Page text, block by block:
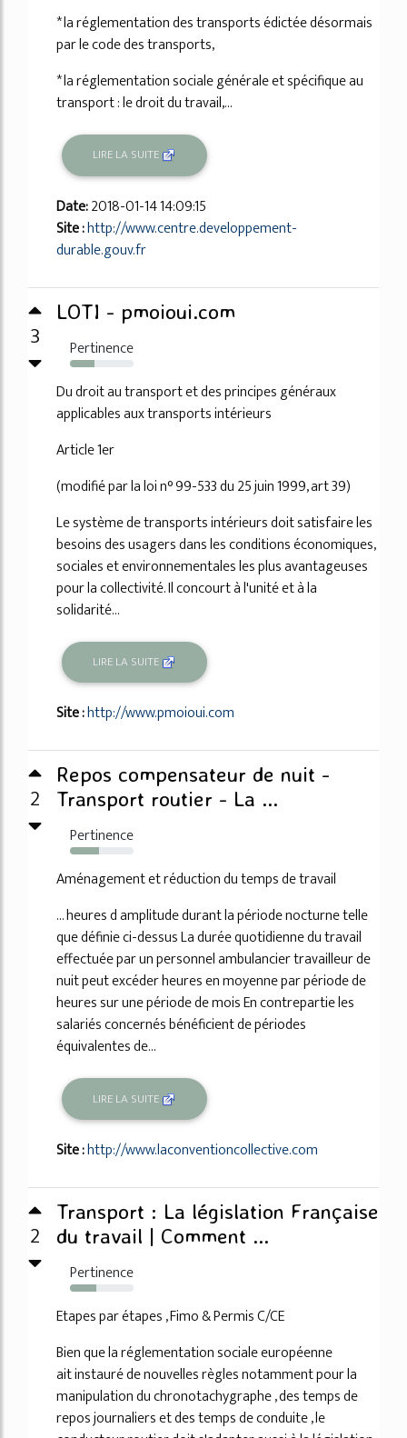
* la réglementation des transports édictée désormais
par le code des transports,
* la réglementation sociale générale et spécifique au
transport : le droit du travail,...
LIRE LA SUITE
Date:2018-01-14 14:09:15
Site :http://www.centre.developpement-
durable.gouv.fr
3
LOTI - pmoioui.com
Pertinence
39%
Du droit au transport et des principes généraux
applicables aux transports intérieurs
Article 1er
(modifié par la loi n° 99-533 du 25 juin 1999, art 39)
Le système de transports intérieurs doit satisfaire les
besoins des usagers dans les conditions économiques,
sociales et environnementales les plus avantageuses
pour la collectivité. Il concourt à l'unité et à la
solidarité...
LIRE LA SUITE
Site :http://www.pmoioui.com
2
Repos compensateur de nuit -
Transport routier - La ...
Pertinence
46%
Aménagement et réduction du temps de travail
... heures d amplitude durant la période nocturne telle
que définie ci-dessus La durée quotidienne du travail
effectuée par un personnel ambulancier travailleur de
nuit peut excéder heures en moyenne par période de
heures sur une période de mois En contrepartie les
salariés concernés bénéficient de périodes
équivalentes de...
LIRE LA SUITE
Site :http://www.laconventioncollective.com
2
Transport : La législation Française
du travail | Comment ...
Pertinence
41%
Etapes par étapes , Fimo & Permis C/CE
Bien que la réglementation sociale européenne
ait instauré de nouvelles règles notamment pour la
manipulation du chronotachygraphe , des temps de
repos journaliers et des temps de conduite , le